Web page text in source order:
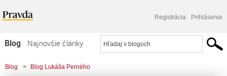
Registrácia Prihlásenie
Blog
Najnovšie články
Najčítanejšie články
Blog > Blog Lukáša Perného